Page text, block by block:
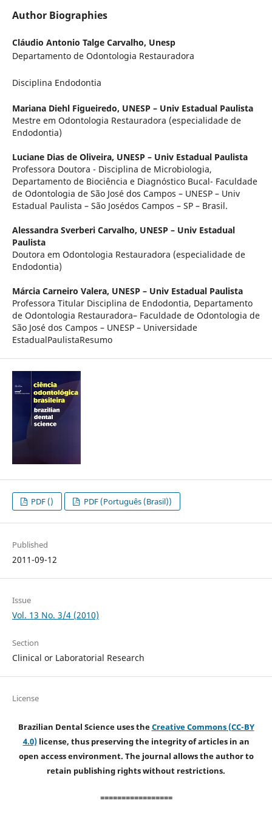
Author Biographies
Cláudio Antonio Talge Carvalho, Unesp
Departamento de Odontologia Restauradora
Disciplina Endodontia
Mariana Diehl Figueiredo, UNESP – Univ Estadual Paulista
Mestre em Odontologia Restauradora (especialidade de
Endodontia)
Luciane Dias de Oliveira, UNESP – Univ Estadual Paulista
Professora Doutora - Disciplina de Microbiologia,
Departamento de Biociência e Diagnóstico Bucal- Faculdade
de Odontologia de São José dos Campos – UNESP – Univ
Estadual Paulista – São Josédos Campos – SP – Brasil.
Alessandra Sverberi Carvalho, UNESP – Univ Estadual
Paulista
Doutora em Odontologia Restauradora (especialidade de
Endodontia)
Márcia Carneiro Valera, UNESP – Univ Estadual Paulista
Professora Titular Disciplina de Endodontia, Departamento
de Odontologia Restauradora– Faculdade de Odontologia de
São José dos Campos – UNESP – Universidade
EstadualPaulistaResumo
PDF () PDF (Português (Brasil))
Published
2011-09-12
Issue
Vol. 13 No. 3/4 (2010)
Section
Clinical or Laboratorial Research
License
Brazilian Dental Science uses theCreative Commons (CC-BY
4.0)license, thus preserving the integrity of articles in an
open access environment. The journal allows the author to
retain publishing rights without restrictions.
=================